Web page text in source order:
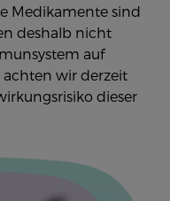
Medikamente sind
deshalb nicht
auf
achten wir derzeit
dieser